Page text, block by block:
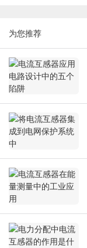
为您推荐